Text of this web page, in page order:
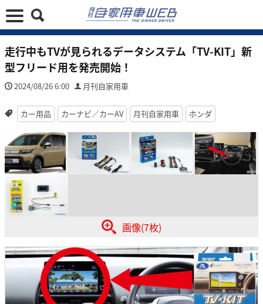
走行中もTVが見られるデータシステム「TV-KIT」新
型フリード用を発売開始！
2024/08/26 6:00 月刊自家用車
カー用品 カーナビ／カーAV 月刊自家用車 ホンダ
画像(7枚)